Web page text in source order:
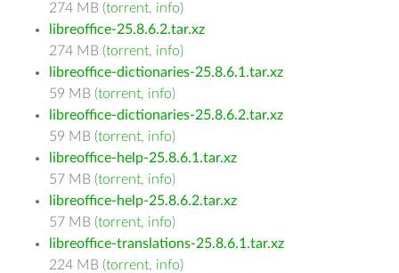
274 MB (torrent, info)
libreoffice-25.8.6.2.tar.xz
274 MB (torrent, info)
libreoffice-dictionaries-25.8.6.1.tar.xz
59 MB (torrent, info)
libreoffice-dictionaries-25.8.6.2.tar.xz
59 MB (torrent, info)
libreoffice-help-25.8.6.1.tar.xz
57 MB (torrent, info)
libreoffice-help-25.8.6.2.tar.xz
57 MB (torrent, info)
libreoffice-translations-25.8.6.1.tar.xz
224 MB (torrent, info)